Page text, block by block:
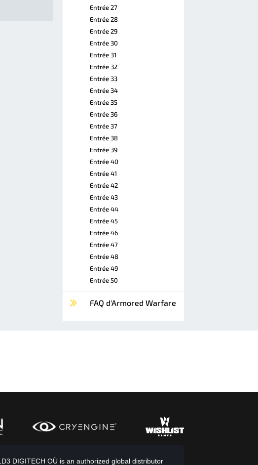
Entrée 27
Entrée 28
Entrée 29
Entrée 30
Entrée 31
Entrée 32
Entrée 33
Entrée 34
Entrée 35
Entrée 36
Entrée 37
Entrée 38
Entrée 39
Entrée 40
Entrée 41
Entrée 42
Entrée 43
Entrée 44
Entrée 45
Entrée 46
Entrée 47
Entrée 48
Entrée 49
Entrée 50
FAQ d'Armored Warfare
DIGITECH OÜ is an authorized global distributor